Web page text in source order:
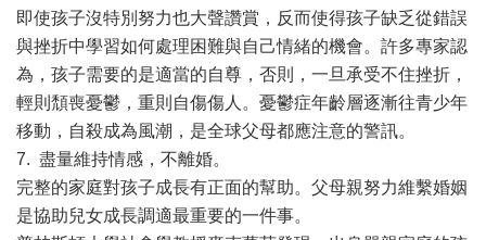
即使孩子沒特別努力也大聲讚賞，反而使得孩子缺乏從錯誤
與挫折中學習如何處理困難與自己情緒的機會。許多專家認
為，孩子需要的是適當的自尊，否則，一旦承受不住挫折，
輕則頹喪憂鬱，重則自傷傷人。憂鬱症年齡層逐漸往青少年
移動，自殺成為風潮，是全球父母都應注意的警訊。
7. 盡量維持情感，不離婚。
完整的家庭對孩子成長有正面的幫助。父母親努力維繫婚姻
是協助兒女成長調適最重要的一件事。